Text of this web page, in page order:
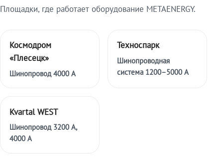
Площадки, где работает оборудование METAENERGY.
Космодром
«Плесецк»
Шинопровод 4000 А
Техноспарк
Шинопроводная
система 1200–5000 А
Kvartal WEST
Шинопровод 3200 А,
4000 А